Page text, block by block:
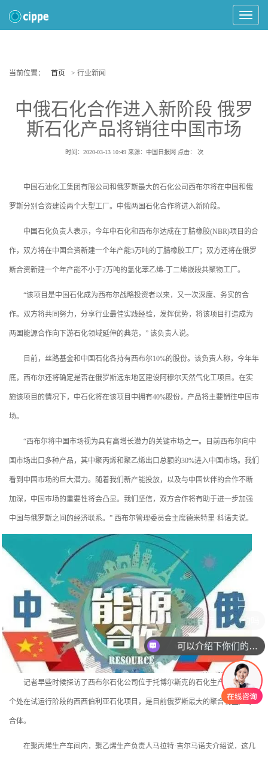
Toggle
当前位置： 首页 > 行业新闻
中俄石化合作进入新阶段 俄罗
斯石化产品将销往中国市场
时间：2020-03-13 10:49 来源：中国日报网 点击： 次
中国石油化工集团有限公司和俄罗斯最大的石化公司西布尔将在中国和俄
罗斯分别合资建设两个大型工厂。中俄两国石化合作将进入新阶段。
中国石化负责人表示，今年中石化和西布尔达成在丁腈橡胶(NBR)项目的合
作，双方将在中国合资新建一个年产能5万吨的丁腈橡胶工厂；双方还将在俄罗
斯合资新建一个年产能不小于2万吨的氢化苯乙烯-丁二烯嵌段共聚物工厂。
“该项目是中国石化成为西布尔战略投资者以来，又一次深度、务实的合
作。双方将共同努力，分享行业最佳实践经验，发挥优势，将该项目打造成为
两国能源合作向下游石化领域延伸的典范，” 该负责人说。
目前，丝路基金和中国石化各持有西布尔10%的股份。该负责人称，今年年
底，西布尔还将确定是否在俄罗斯远东地区建设阿穆尔天然气化工项目。在实
施该项目的情况下，中石化将在该项目中拥有40%股份，产品将主要销往中国市
场。
“西布尔将中国市场视为具有高增长潜力的关键市场之一。目前西布尔向中
国市场出口多种产品，其中聚丙烯和聚乙烯出口总额的30%进入中国市场。我们
看到中国市场的巨大潜力。随着我们新产能投放，以及与中国伙伴的合作不断
加深，中国市场的重要性将会凸显。我们坚信，双方合作将有助于进一步加强
中国与俄罗斯之间的经济联系。” 西布尔管理委员会主席德米特里·科诺夫说。
记者早些时候探访了西布尔石化公司位于托博尔斯克的石化生产基地。这
个处在试运行阶段的西西伯利亚石化项目，是目前俄罗斯最大的聚合物生产综
合体。
在聚丙烯生产车间内，聚乙烯生产负责人马拉特·吉尔马诺夫介绍说，这几
现在有优惠活动吗